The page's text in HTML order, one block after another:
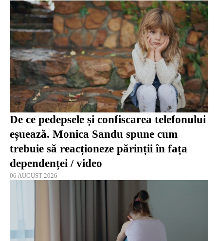
De ce pedepsele și confiscarea telefonului
eșuează. Monica Sandu spune cum
trebuie să reacționeze părinții în fața
dependenței / video
06 AUGUST 2026